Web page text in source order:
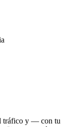
tráfico y — con tu